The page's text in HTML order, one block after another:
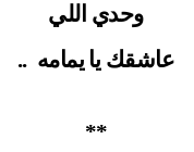
وحدي اللي
عاشقك يا يمامه ..
**